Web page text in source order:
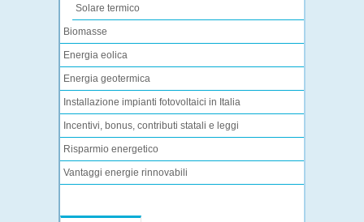
Solare termico
Biomasse
Energia eolica
Energia geotermica
Installazione impianti fotovoltaici in Italia
Incentivi, bonus, contributi statali e leggi
Risparmio energetico
Vantaggi energie rinnovabili